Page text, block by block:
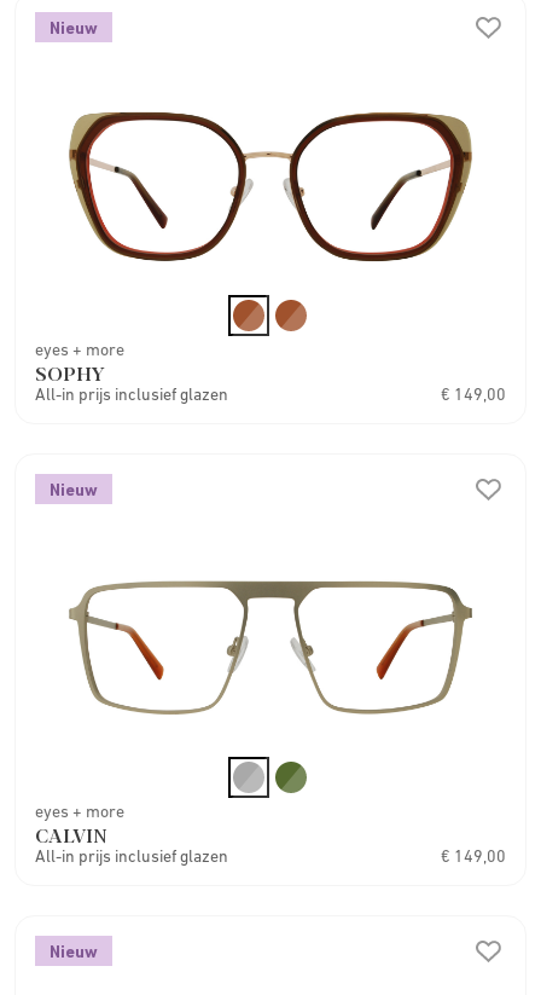
Nieuw
eyes + more
SOPHY
All-in prijs inclusief glazen € 149,00
Nieuw
eyes + more
CALVIN
All-in prijs inclusief glazen € 149,00
Nieuw